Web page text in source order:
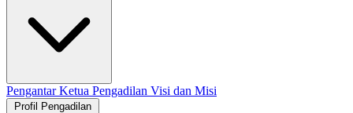
Pengantar Ketua Pengadilan Visi dan Misi
Profil Pengadilan